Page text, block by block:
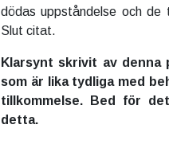
dödas uppståndelse och de
Slut citat.
Klarsynt skrivit av
som är lika tydliga med
tillkommelse. Bed för
detta.